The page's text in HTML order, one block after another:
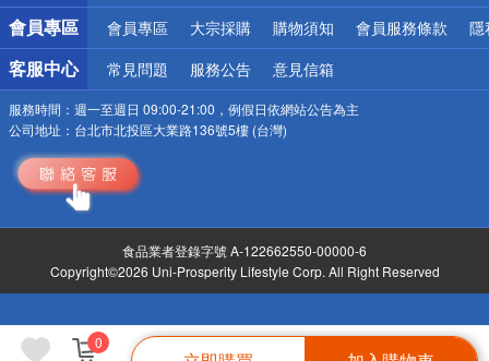
0
會員專區 會員專區 大宗採購 購物須知 會員服務條款 隱
客服中心 常見問題 服務公告 意見信箱
服務時間： 週一至週日 09:00-21:00，例假日依網站公告為主
公司地址： 台北市北投區大業路136號5樓 (台灣)
食品業者登錄字號 A-122662550-00000-6
Copyright©2026 Uni-Prosperity Lifestyle Corp. All Right Reserved